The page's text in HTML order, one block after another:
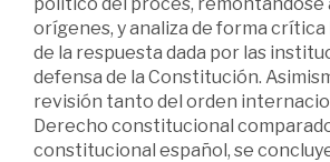
orígenes, y analiza de forma crítica
de la respuesta dada por las
defensa de la Constitución.
revisión tanto del orden
Derecho constitucional
constitucional español, se